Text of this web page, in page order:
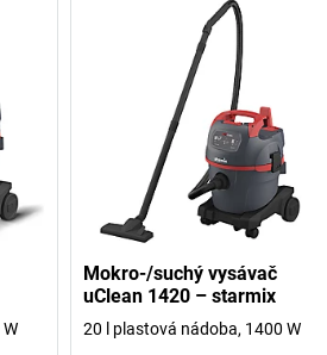
Mokro-/suchý vysávač
uClean 1420 – starmix
20 l plastová nádoba, 1400 W